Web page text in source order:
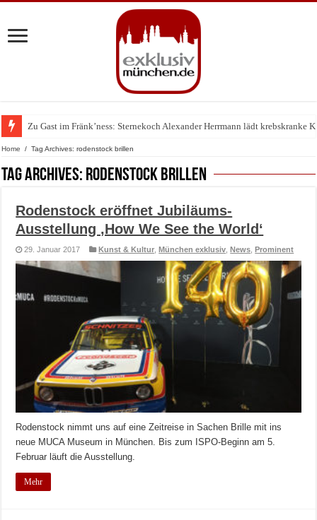
Zu Gast im Fränk’ness: Sternekoch Alexander Herrmann lädt krebskranke
Warum München gerade zum Treffpunkt der Lingerie-Branche wurde
Home / Tag Archives: rodenstock brillen
Tag Archives: rodenstock brillen
Rodenstock eröffnet Jubiläums-
Ausstellung ‚How We See the World‘
29. Januar 2017 Kunst & Kultur ,München exklusiv ,News ,Prominent
Rodenstock nimmt uns auf eine Zeitreise in Sachen Brille mit ins
neue MUCA Museum in München. Bis zum ISPO-Beginn am 5.
Februar läuft die Ausstellung.
Mehr